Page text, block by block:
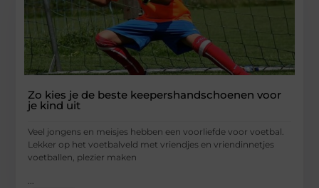
Zo kies je de beste keepershandschoenen voor
je kind uit
Veel jongens en meisjes hebben een voorliefde voor voetbal.
Lekker op het voetbalveld met vriendjes en vriendinnetjes
voetballen, plezier maken